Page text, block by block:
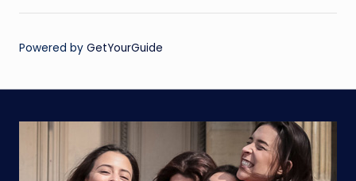
Powered by GetYourGuide